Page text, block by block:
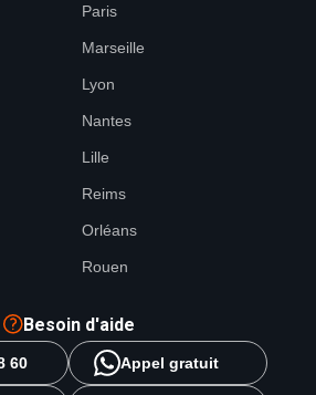
Paris
Marseille
Lyon
Nantes
Lille
Reims
Orléans
Rouen
Besoin d'aide
60 Appel gratuit